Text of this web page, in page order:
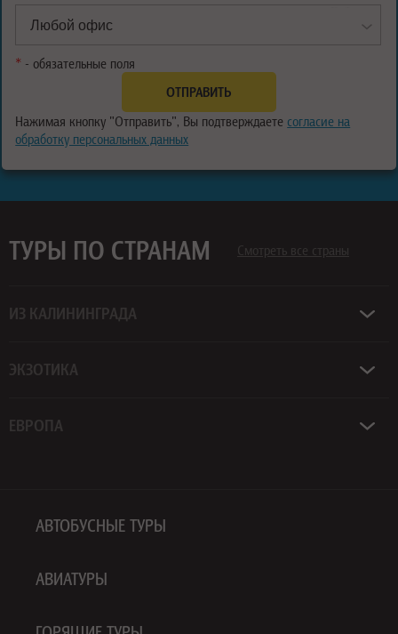
* - обязательные поля
Нажимая кнопку "Отправить", Вы подтверждаете согласие на
обработку персональных данных
ТУРЫ ПО СТРАНАМ Смотреть все страны
ИЗ КАЛИНИНГРАДА
ЭКЗОТИКА
ЕВРОПА
АВТОБУСНЫЕ ТУРЫ
АВИАТУРЫ